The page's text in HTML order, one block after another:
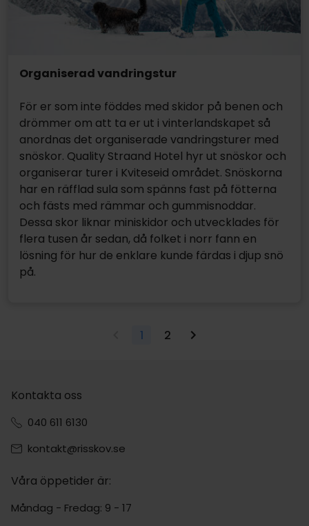
Organiserad vandringstur
För er som inte föddes med skidor på benen och
drömmer om att ta er ut i vinterlandskapet så
anordnas det organiserade vandringsturer med
snöskor. Quality Straand Hotel hyr ut snöskor och
organiserar turer i Kviteseid området. Snöskorna
har en räfflad sula som spänns fast på fötterna
och fästs med rämmar och gummisnoddar.
Dessa skor liknar miniskidor och utvecklades för
flera tusen år sedan, då folket i norr fann en
lösning för hur de enklare kunde färdas i djup snö
på.
1 2
Kontakta oss
040 611 6130
kontakt@risskov.se
Våra öppetider är:
Måndag - Fredag: 9 - 17